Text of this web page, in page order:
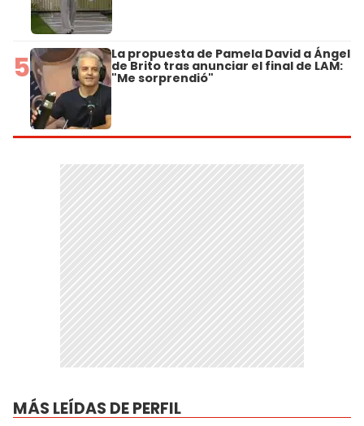
5 La propuesta de Pamela David a Ángel
de Brito tras anunciar el final de LAM:
"Me sorprendió"
MÁS LEÍDAS DE PERFIL